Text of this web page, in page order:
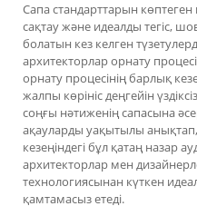
Сапа стандарттарын
сақтау және идеалды тегіс,
болатын кез келген
архитекторлар орнату
орнату процесінің барлық
жалпы көрініс деңгейін
соңғы нәтиженің сапасына
ақауларды уақытылы
кезеңіндегі бұл қатаң назар
архитекторлар мен
технологиясынан күткен
қамтамасыз етеді.